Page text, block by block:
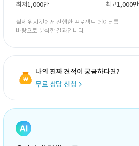
최저1,000만 최고1,000만
실제 위시켓에서 진행한 프로젝트 데이터를
바탕으로 분석한 결과입니다.
나의 진짜 견적이 궁금하다면?
무료 상담 신청